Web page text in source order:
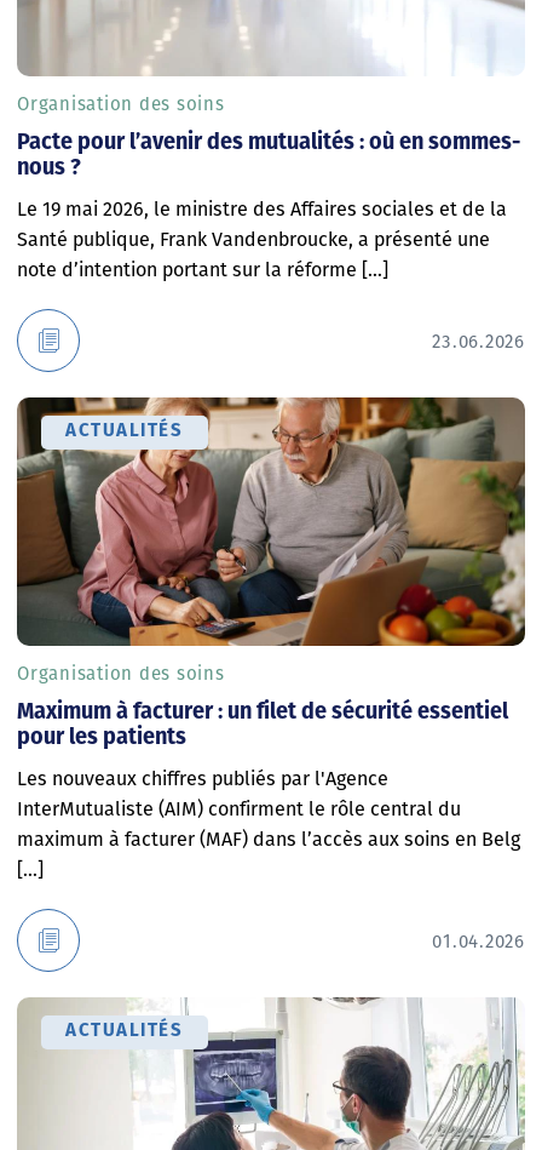
Pacte pour l’avenir des mutualités : où en sommes-
nous ?
Le 19 mai 2026, le ministre des Affaires sociales et de la
Santé publique, Frank Vandenbroucke, a présenté une
note d’intention portant sur la réforme [...]
Organisation des soins
23.06.2026
Maximum à facturer : un filet de sécurité essentiel
pour les patients
ACTUALITÉS
Les nouveaux chiffres publiés par l'Agence
InterMutualiste (AIM) confirment le rôle central du
maximum à facturer (MAF) dans l’accès aux soins en Belg
[...]
Organisation des soins
01.04.2026
ACTUALITÉS